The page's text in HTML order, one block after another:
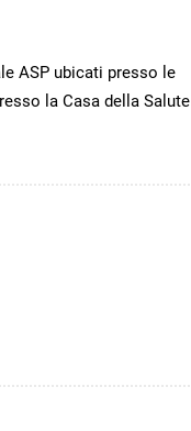
ASP ubicati presso le
la Casa della Salute